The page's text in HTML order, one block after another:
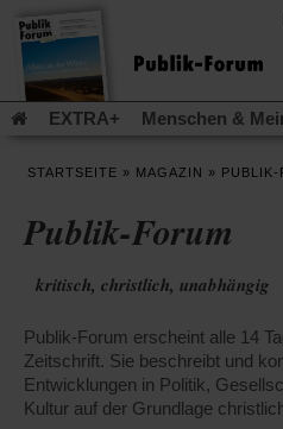
EXTRA+ Menschen &
EXTRA
Edition
Newsletter
Veranstaltungen
Leserinitiative Publik-Forum e.V.
in
einem
neuen
Tab)
Gleichberechtigung
Krieg und Frieden (Öffnet
in
Gott neu
Flucht und Migration
Video-
STARTSEITE » MAGAZIN » PUBLIK-
Publik-Forum
kritisch, christlich, unabhängig
Publik-Forum erscheint alle 14
Zeitschrift. Sie beschreibt und
Entwicklungen in Politik,
Kultur auf der Grundlage